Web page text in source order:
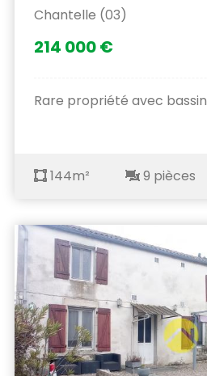
Chantelle (03)
214 000 €
Rare propriété avec bassin
144m² 9 pièces